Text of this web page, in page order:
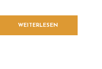
WEITERLESEN